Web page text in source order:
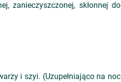
zanieczyszczonej, skłonnej do
i szyi. (Uzupełniająco na noc